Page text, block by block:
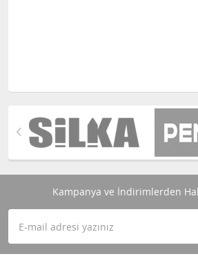
Kampanya ve İndirimlerden